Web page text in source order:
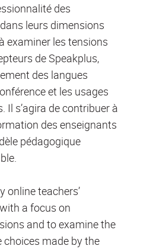
des
leurs dimensions
examiner les tensions
de Speakplus,
des langues
et les usages
Il s’agira de contribuer à
des enseignants
pédagogique
online teachers’
a focus on
and to examine the
made by the